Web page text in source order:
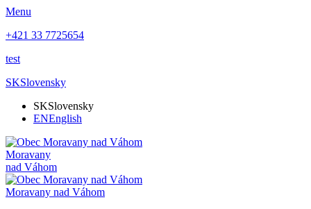
Menu
+421 33 7725654
test
SKSlovensky
SKSlovensky
ENEnglish
Moravany
nad Váhom
Moravany nad Váhom